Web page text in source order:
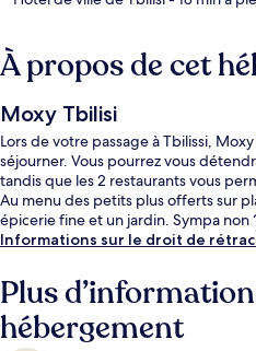
À propos de cet
Moxy Tbilisi
Lors de votre passage à Tbilissi,
séjourner. Vous pourrez vous
tandis que les 2 restaurants vous
Au menu des petits plus offerts sur
épicerie fine et un jardin. Sympa non
Informations sur le droit de
Plus
hébergement